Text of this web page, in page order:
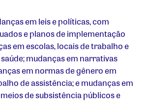
em leis e políticas, com
e planos de implementação
em escolas, locais de trabalho e
mudanças em narrativas
em normas de gênero em
de assistência; e mudanças em
de subsistência públicos e